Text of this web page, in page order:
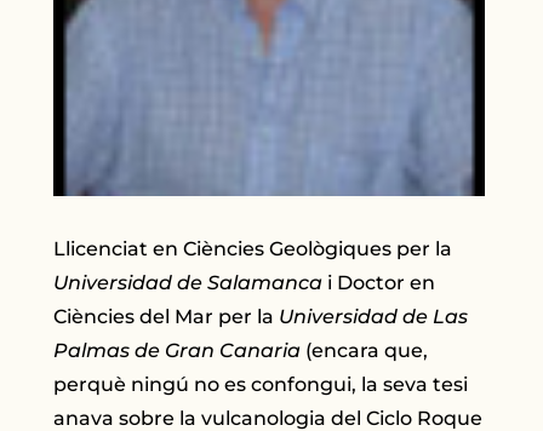
Llicenciat en Ciències Geològiques per la
Universidad de Salamanca i Doctor en
Ciències del Mar per la Universidad de Las
Palmas de Gran Canaria (encara que,
perquè ningú no es confongui, la seva tesi
anava sobre la vulcanologia del Ciclo Roque